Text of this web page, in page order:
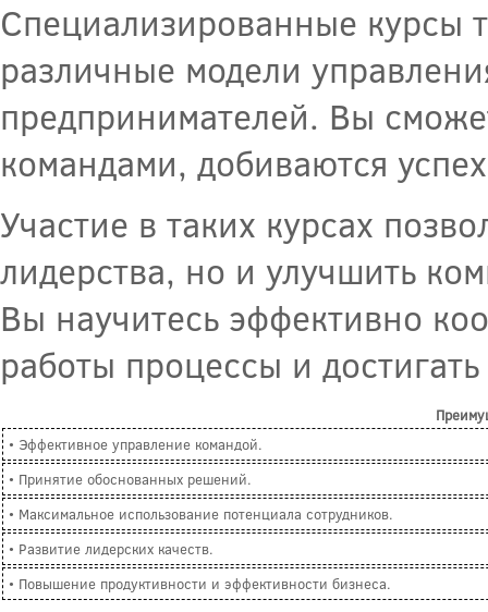
Специализированные курсы
различные модели
предпринимателей. Вы
командами, добиваются
Участие в таких курсах
лидерства, но и улучшить
Вы научитесь эффективно
работы процессы и
• Эффективное управление командой.
• Принятие обоснованных решений.
• Максимальное использование потенциала сотрудников.
• Развитие лидерских качеств.
• Повышение продуктивности и эффективности бизнеса.